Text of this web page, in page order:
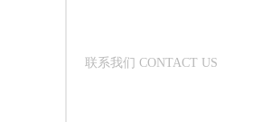
联系我们 CONTACT US